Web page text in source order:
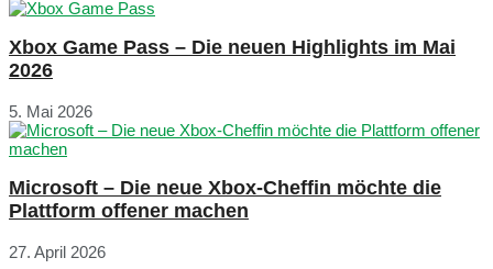
Xbox Game Pass – Die neuen Highlights im Mai
2026
5. Mai 2026
Microsoft – Die neue Xbox-Cheffin möchte die
Plattform offener machen
27. April 2026